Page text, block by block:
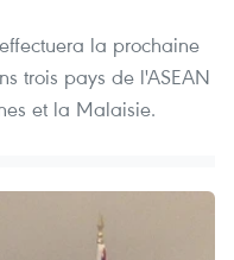
la prochaine
trois pays de l'ASEAN
et la Malaisie.